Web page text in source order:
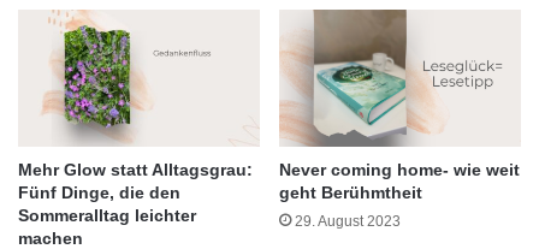
Mehr Glow statt Alltagsgrau:
Fünf Dinge, die den
Sommeralltag leichter
machen
Never coming home- wie weit
geht Berühmtheit
29. August 2023